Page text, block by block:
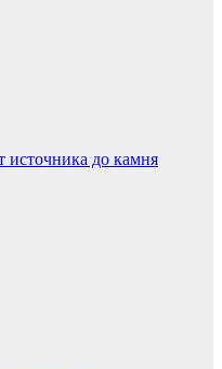
источника до камня